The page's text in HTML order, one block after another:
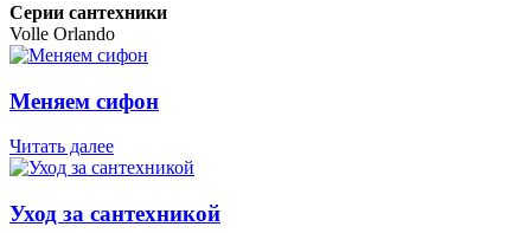
Серии сантехники
Volle Orlando
Меняем сифон
Читать далее
Уход за сантехникой